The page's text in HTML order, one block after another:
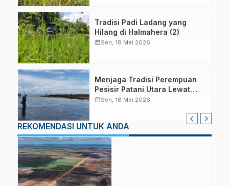
Tradisi Padi Ladang yang
Hilang di Halmahera (2)
calendar_monthSen, 18 Mei 2026
Menjaga Tradisi Perempuan
Pesisir Patani Utara Lewat
Lomba VAUF
calendar_monthSen, 18 Mei 2026
REKOMENDASI UNTUK ANDA